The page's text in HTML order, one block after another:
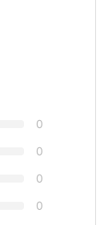
0
0
0
0